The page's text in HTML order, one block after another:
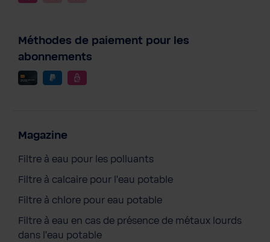
Méthodes de paiement pour les
abonnements
Magazine
Filtre à eau pour les polluants
Filtre à calcaire pour l'eau potable
Filtre à chlore pour eau potable
Filtre à eau en cas de présence de métaux lourds
dans l'eau potable